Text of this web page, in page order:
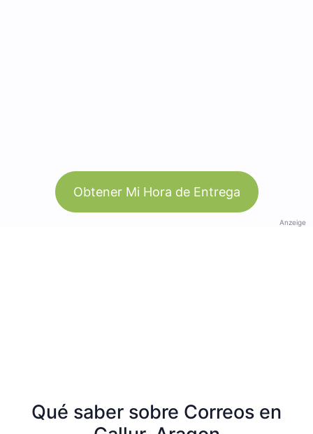
Obtener Mi Hora de Entrega
Anzeige
Qué saber sobre Correos en